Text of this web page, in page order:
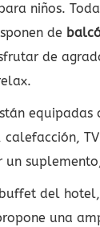
niños.
de
de
equipadas
calefacción,
un
del
una